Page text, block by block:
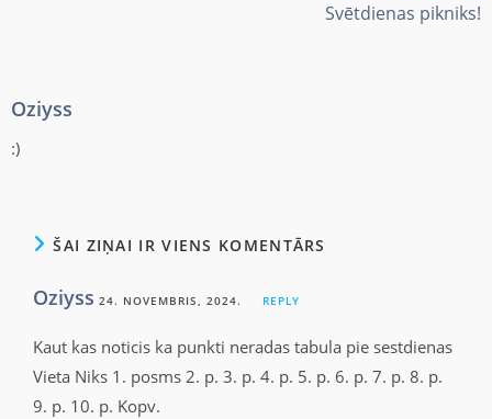
Svētdienas pikniks!
Oziyss
:)
ŠAI ZIŅAI IR VIENS KOMENTĀRS
Oziyss 24. NOVEMBRIS, 2024. REPLY
Kaut kas noticis ka punkti neradas tabula pie sestdienas
Vieta Niks 1. posms 2. p. 3. p. 4. p. 5. p. 6. p. 7. p. 8. p.
9. p. 10. p. Kopv.